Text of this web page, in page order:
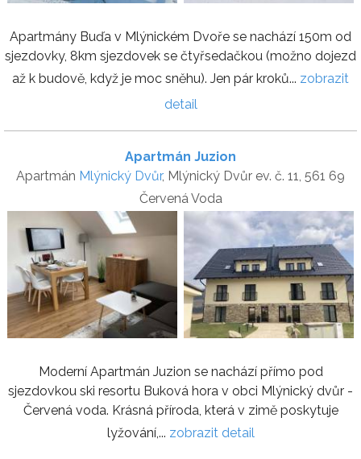
Apartmány Buďa v Mlýnickém Dvoře se nachází 150m od
sjezdovky, 8km sjezdovek se čtyřsedačkou (možno dojezd
až k budově, když je moc sněhu). Jen pár kroků... zobrazit
detail
Apartmán Juzion
Apartmán Mlýnický Dvůr, Mlýnický Dvůr ev. č. 11, 561 69
Červená Voda
Moderní Apartmán Juzion se nachází přímo pod
sjezdovkou ski resortu Buková hora v obci Mlýnický dvůr -
Červená voda. Krásná příroda, která v zimě poskytuje
lyžování,... zobrazit detail